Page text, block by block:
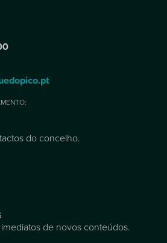
do concelho.
de novos conteúdos.